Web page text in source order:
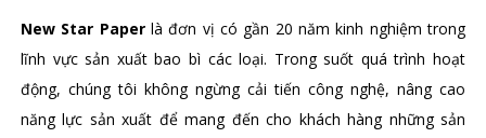
New Star Paperlà đơn vị có gần 20 năm kinh nghiệm trong
lĩnh vực sản xuất bao bì các loại. Trong suốt quá trình hoạt
động, chúng tôi không ngừng cải tiến công nghệ, nâng cao
năng lực sản xuất để mang đến cho khách hàng những sản